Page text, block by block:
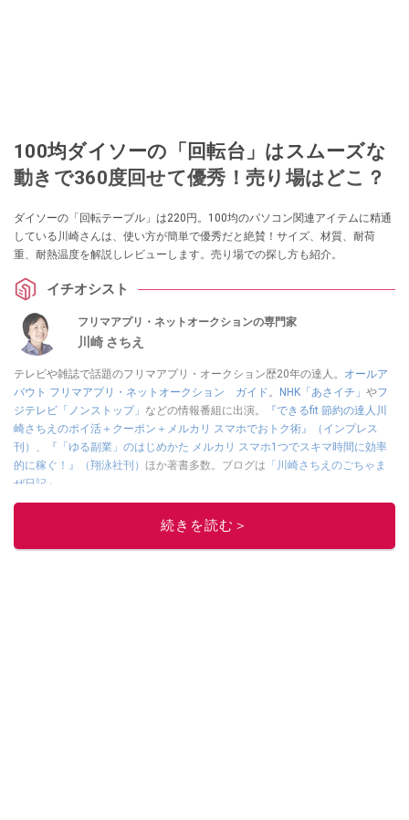
100均ダイソーの「回転台」はスムーズな
動きで360度回せて優秀！売り場はどこ？
ダイソーの「回転テーブル」は220円。100均のパソコン関連アイテムに精通
している川崎さんは、使い方が簡単で優秀だと絶賛！サイズ、材質、耐荷
重、耐熱温度を解説しレビューします。売り場での探し方も紹介。
イチオシスト
フリマアプリ・ネットオークションの専門家
川崎 さちえ
テレビや雑誌で話題のフリマアプリ・オークション歴20年の達人。 オールア
バウト フリマアプリ・ネットオークション ガイド。 NHK「あさイチ」 やフ
ジテレビ「ノンストップ」 などの情報番組に出演。
『できるfit 節約の達人川
崎さちえのポイ活＋クーポン＋メルカリ スマホでおトク術』（インプレス
刊） 、
『「ゆる副業」のはじめかた メルカリ スマホ1つでスキマ時間に効率
的に稼ぐ！』（翔泳社刊） ほか著書多数。ブログは 「川崎さちえのごちゃま
ぜ日記」
■経歴：2003年、夫が子育てをするために、突然会社を辞める。翌月からの
給料が０円になり、家にいながら、しかも空いた時間でできるオークション
続きを読む＞